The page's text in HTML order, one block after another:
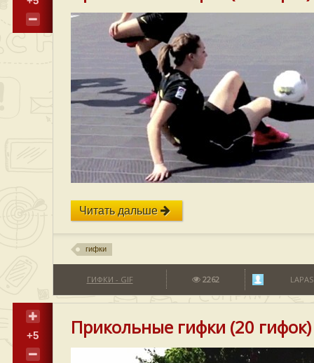
Читать дальше
гифки
ГИФКИ - GIF 2262 LAPAS
+5 Прикольные гифки (20